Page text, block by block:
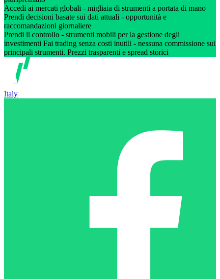
Accedi ai mercati globali - migliaia di strumenti a portata di mano
Prendi decisioni basate sui dati attuali - opportunità e
raccomandazioni giornaliere
Prendi il controllo - strumenti mobili per la gestione degli
investimenti Fai trading senza costi inutili - nessuna commissione sui
principali strumenti. Prezzi trasparenti e spread storici
Italy